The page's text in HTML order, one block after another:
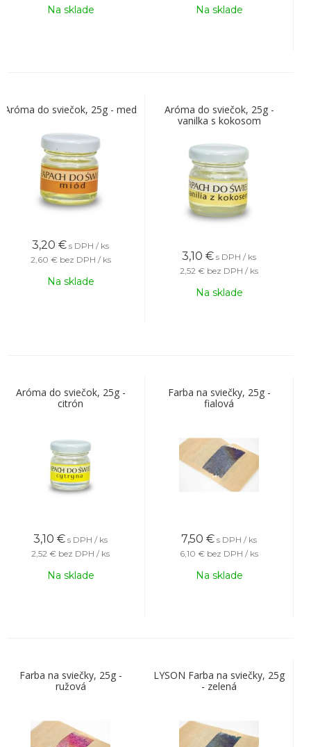
Na sklade Na sklade
Aróma do sviečok, 25g - med
3,20 € s DPH / ks
2,60 € bez DPH / ks
Na sklade
Aróma do sviečok, 25g -
vanilka s kokosom
3,10 € s DPH / ks
2,52 € bez DPH / ks
Na sklade
Aróma do sviečok, 25g -
citrón
3,10 € s DPH / ks
2,52 € bez DPH / ks
Na sklade
Farba na sviečky, 25g -
fialová
7,50 € s DPH / ks
6,10 € bez DPH / ks
Na sklade
Farba na sviečky, 25g -
ružová
LYSON Farba na sviečky, 25g
- zelená